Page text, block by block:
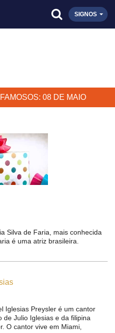
SIGNOS
08 DE MAIO
Silva de Faria, mais conhecida
é uma atriz brasileira.
Iglesias Preysler é um cantor
de Julio Iglesias e da filipina
O cantor vive em Miami,